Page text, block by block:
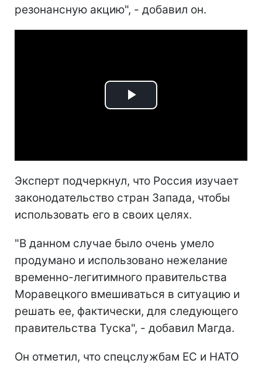
резонансную акцию", - добавил он.
Play
Эксперт подчеркнул, что Россия изучает
законодательство стран Запада, чтобы
использовать его в своих целях.
"В данном случае было очень умело
продумано и использовано нежелание
временно-легитимного правительства
Моравецкого вмешиваться в ситуацию и
решать ее, фактически, для следующего
правительства Туска", - добавил Магда.
Он отметил, что спецслужбам ЕС и НАТО